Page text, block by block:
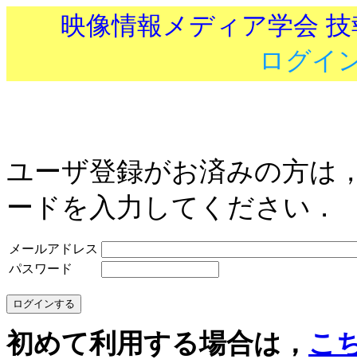
映像情報メディア学会
ログイ
ユーザ登録がお済みの方は
ードを入力してください．
メールアドレス
パスワード
初めて利用する場合は， こ